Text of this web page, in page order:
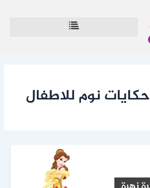
حكايات نوم للاطفال